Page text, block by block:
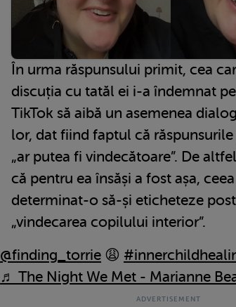
În urma răspunsului primit, cea
discuția cu tatăl ei i-a îndemnat
TikTok să aibă un asemenea
lor, dat fiind faptul că
„ar putea fi vindecătoare”. De
că pentru ea însăși a fost așa,
determinat-o să-și eticheteze
„vindecarea copilului interior”.
@finding_torrie 😩
♬ The Night We Met - Marianne